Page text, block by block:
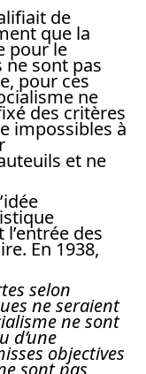
de
que la
pour le
ne sont pas
pour ces
ne
des critères
impossibles à
et ne
des
En 1938,
selon
ne seraient
ne sont
d’une
objectives
sont pas